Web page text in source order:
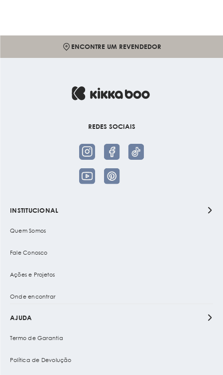
PERGUNTAS FREQUENTES
REDES SOCIAIS
INSTITUCIONAL
Quem Somos
Fale Conosco
Ações e Projetos
Onde encontrar
AJUDA
Termo de Garantia
Política de Devolução